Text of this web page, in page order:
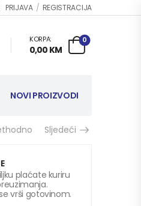
PRIJAVA / REGISTRACIJA
KORPA:
0,00 KM
0
NOVI PROIZVODI
Sljedeći
plaćate kuriru
vrši gotovinom.